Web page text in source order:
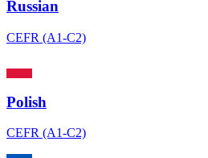
Russian
CEFR (A1-C2)
Polish
CEFR (A1-C2)